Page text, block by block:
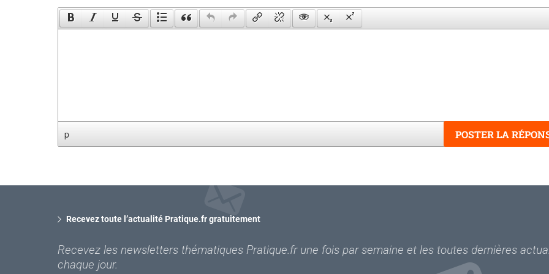
p POSTER LA
Recevez toute l’actualité Pratique.fr gratuitement
Recevez les newsletters thématiques Pratique.fr une fois par semaine et les toutes dernières
chaque jour.